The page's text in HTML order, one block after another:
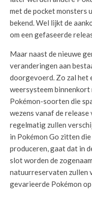
met de pocket monsters
bekend. Wel lijkt de
om een gefaseerde
Maar naast de nieuwe
veranderingen aan
doorgevoerd. Zo zal het
weersysteem binnenkort
Pokémon-soorten die
wezens vanaf de
regelmatig zullen
in Pokémon Go zitten
produceren, gaat dat in
slot worden de
natuurreservaten zullen
gevarieerde Pokémon